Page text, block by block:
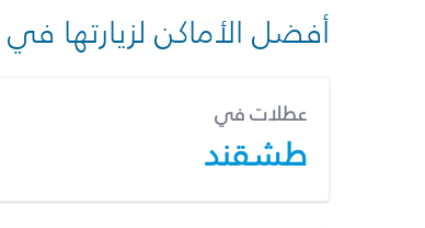
أفضل الأماكن لزيارتها في
عطلات في
طشقند